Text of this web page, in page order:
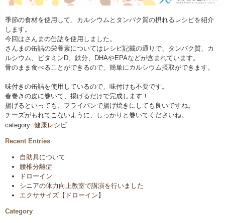
季節の食材を使用して、カルシウムとタンパク質の摂れるレシピを紹介
します。
今回はさんまの缶詰を使用しました。
さんまの缶詰の栄養素についてはレシピ記載の通りで、タンパク質、カ
ルシウム、ビタミンD、鉄分、DHAやEPAなどが含まれています。
骨のまま食べることができるので、簡単にカルシウム摂取ができます。
味付きの缶詰を使用しているので、味付けも不要です。
春巻きの皮に巻いて、揚げるだけで完成します！
揚げるといっても、フライパンで揚げ焼きにしても良いですね。
チーズがもれてこないように、しっかりと巻いてくださいね。
category: 健康レシピ
Recent Entries
自助具について
腰椎分離症
ドローイン
シニアの体力向上教室で講演を行いました
エクササイズ【ドローイン】
Category